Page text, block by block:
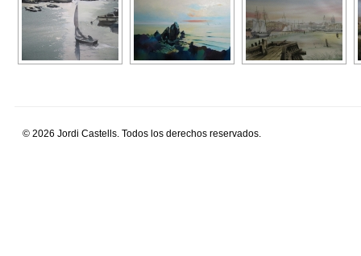
© 2026 Jordi Castells. Todos los derechos reservados.